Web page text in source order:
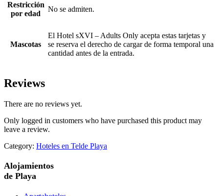
Restricción
por edad
No se admiten.
Mascotas
El Hotel sXVI – Adults Only acepta estas tarjetas y
se reserva el derecho de cargar de forma temporal una
cantidad antes de la entrada.
Reviews
There are no reviews yet.
Only logged in customers who have purchased this product may
leave a review.
Category: Hoteles en Telde Playa
Alojamientos
de Playa